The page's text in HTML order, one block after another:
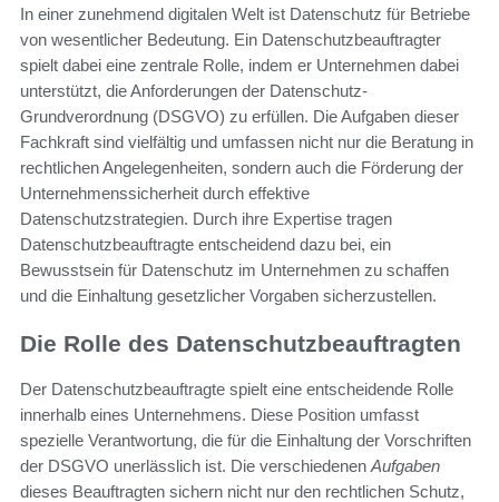
In einer zunehmend digitalen Welt ist Datenschutz für Betriebe
von wesentlicher Bedeutung. Ein Datenschutzbeauftragter
spielt dabei eine zentrale Rolle, indem er Unternehmen dabei
unterstützt, die Anforderungen der Datenschutz-
Grundverordnung (DSGVO) zu erfüllen. Die Aufgaben dieser
Fachkraft sind vielfältig und umfassen nicht nur die Beratung in
rechtlichen Angelegenheiten, sondern auch die Förderung der
Unternehmenssicherheit durch effektive
Datenschutzstrategien. Durch ihre Expertise tragen
Datenschutzbeauftragte entscheidend dazu bei, ein
Bewusstsein für Datenschutz im Unternehmen zu schaffen
und die Einhaltung gesetzlicher Vorgaben sicherzustellen.
Die Rolle des Datenschutzbeauftragten
Der Datenschutzbeauftragte spielt eine entscheidende Rolle
innerhalb eines Unternehmens. Diese Position umfasst
spezielle Verantwortung, die für die Einhaltung der Vorschriften
der DSGVO unerlässlich ist. Die verschiedenen Aufgaben
dieses Beauftragten sichern nicht nur den rechtlichen Schutz,